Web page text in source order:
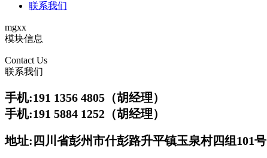
联系我们
mgxx
模块信息
Contact Us
联系我们
手机:191 1356 4805（胡经理）
手机:191 5884 1252 （胡经理）
地址:四川省彭州市什彭路升平镇玉泉村四组101号